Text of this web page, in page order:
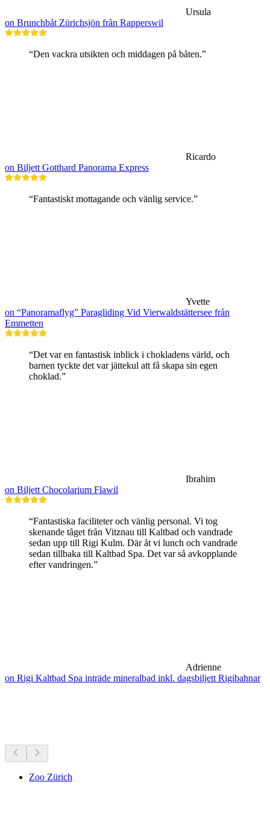
Ursula
on Brunchbåt Zürichsjön från Rapperswil
“Den vackra utsikten och middagen på båten.”
Ricardo
on Biljett Gotthard Panorama Express
“Fantastiskt mottagande och vänlig service.”
Yvette
on “Panoramaflyg” Paragliding Vid Vierwaldstättersee från
Emmetten
“Det var en fantastisk inblick i chokladens värld, och
barnen tyckte det var jättekul att få skapa sin egen
choklad.”
Ibrahim
on Biljett Chocolarium Flawil
“Fantastiska faciliteter och vänlig personal. Vi tog
skenande tåget från Vitznau till Kaltbad och vandrade
sedan upp till Rigi Kulm. Där åt vi lunch och vandrade
sedan tillbaka till Kaltbad Spa. Det var så avkopplande
efter vandringen.”
Adrienne
on Rigi Kaltbad Spa inträde mineralbad inkl. dagsbiljett Rigibahnar
Zoo Zürich